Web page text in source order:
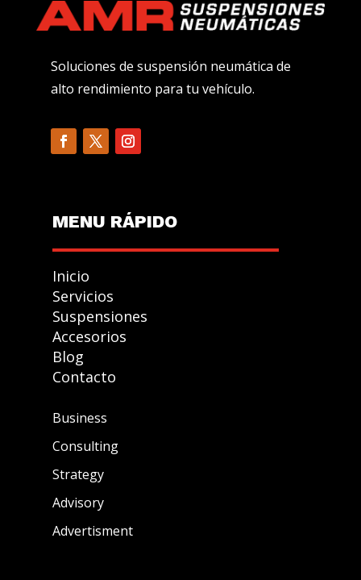
GESTIONAR
CONSENTIMIENTO
Para ofrecer las mejores experiencias, utilizamos
tecnologías como las cookies para almacenar y/o
a la información del dispositivo. El consentimiento de
comportamiento de navegación o las identificaciones
Soluciones de suspensión neumática de
alto rendimiento para tu vehículo.
MENU RÁPIDO
Inicio
Servicios
Suspensiones
Accesorios
Blog
Contacto
Business
Consulting
Strategy
Advisory
Advertisment